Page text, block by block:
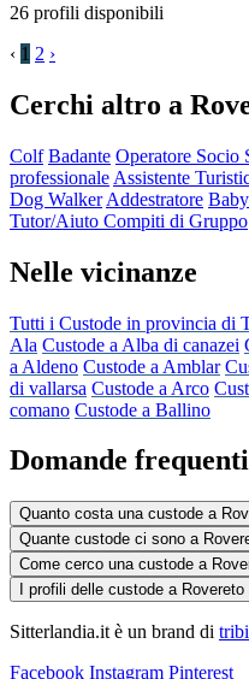
26 profili disponibili
‹ 1 2 ›
Cerchi altro a
Colf Badante Operatore Socio
professionale Assistente
Dog Walker Addestratore
Tutor/Aiuto Compiti di Gruppo
Nelle vicinanze
Tutti i Custode in provincia di
Ala Custode a Alba di canazei
a Aldeno Custode a Amblar
di vallarsa Custode a Arco
comano Custode a Ballino
Domande frequenti
Quanto costa una custode a
Quante custode ci sono a
Come cerco una custode a
I profili delle custode a
Sitterlandia.it è un brand di
Facebook Instagram Pinterest